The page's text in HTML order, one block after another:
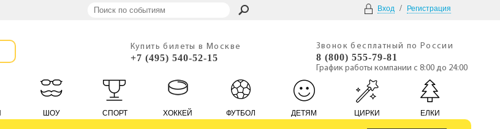
Вход / Регистрация
Купить билеты в Москве
+7 (495) 540-52-15
Звонок бесплатный по России
8 (800) 555-79-81
График работы компании с 8:00 до 24:00
ШОУ СПОРТ ХОККЕЙ ФУТБОЛ ДЕТЯМ ЦИРКИ ЕЛКИ